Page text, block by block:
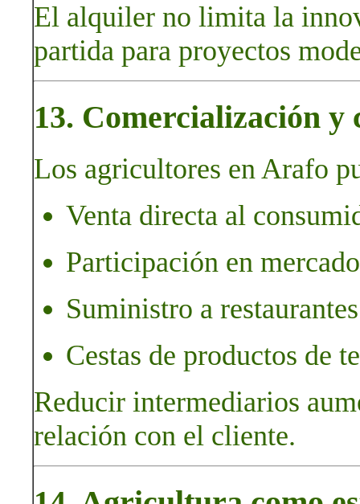
El alquiler no limita la
partida para proyectos
13. Comercialización y
Los agricultores en Arafo
Venta directa al
Participación en
Suministro a
Cestas de productos de
Reducir intermediarios
relación con el cliente.